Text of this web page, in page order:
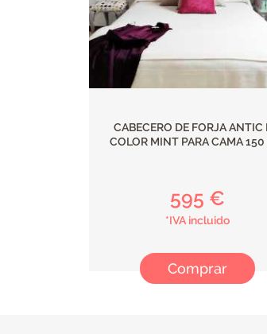
CABECERO DE FORJA ANTIC
COLOR MINT PARA CAMA 150
595 €
*IVA incluido
Comprar